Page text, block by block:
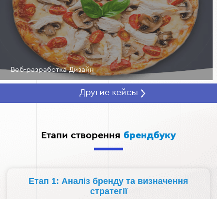
Веб-разработка Дизайн
Другие кейсы
Етапи створення брендбуку
Етап 1: Аналіз бренду та визначення
стратегії